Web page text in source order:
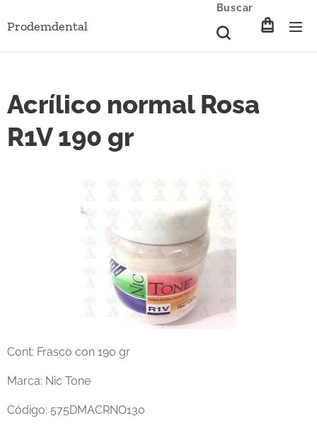
Prodemdental
Buscar
Acrílico normal Rosa
R1V 190 gr
Cont: Frasco con 190 gr
Marca: Nic Tone
Código: 575DMACRNO130